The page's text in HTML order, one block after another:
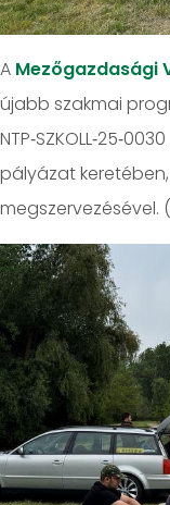
A Mezőgazdasági
újabb szakmai
pályázat
megszervezésével.